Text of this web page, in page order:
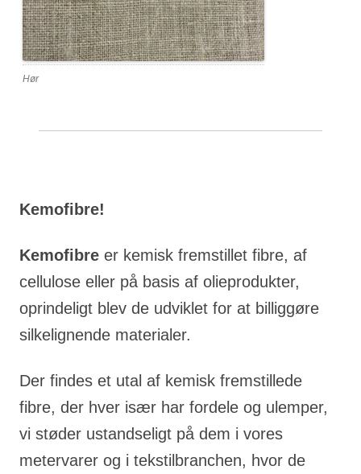
Hør
Kemofibre!
Kemofibre er kemisk fremstillet fibre, af
cellulose eller på basis af olieprodukter,
oprindeligt blev de udviklet for at billiggøre
silkelignende materialer.
Der findes et utal af kemisk fremstillede
fibre, der hver især har fordele og ulemper,
vi støder ustandseligt på dem i vores
metervarer og i tekstilbranchen, hvor de